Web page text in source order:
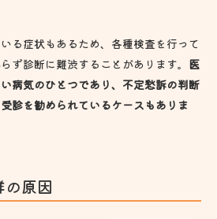
る症状もあるため、各種検査を行って
ず診断に難渋することがあります。 医
病気のひとつであり、不定愁訴の判断
診を勧められているケースもありま
原因